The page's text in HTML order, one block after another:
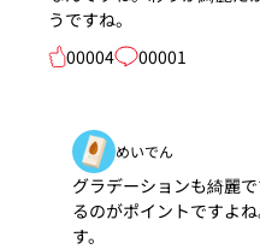
うですね。
00004
00001
めいでん
グラデーションも綺麗
るのがポイントですよ
す。